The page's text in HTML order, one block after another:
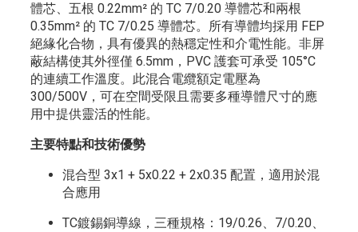
體芯、五根 0.22mm² 的 TC 7/0.20 導體芯和兩根
0.35mm² 的 TC 7/0.25 導體芯。所有導體均採用 FEP
絕緣化合物，具有優異的熱穩定性和介電性能。非屏
蔽結構使其外徑僅 6.5mm，PVC 護套可承受 105°C
的連續工作溫度。此混合電纜額定電壓為
300/500V，可在空間受限且需要多種導體尺寸的應
用中提供靈活的性能。
主要特點和技術優勢
混合型 3x1 + 5x0.22 + 2x0.35 配置，適用於混
合應用
TC鍍錫銅導線，三種規格：19/0.26、7/0.20、